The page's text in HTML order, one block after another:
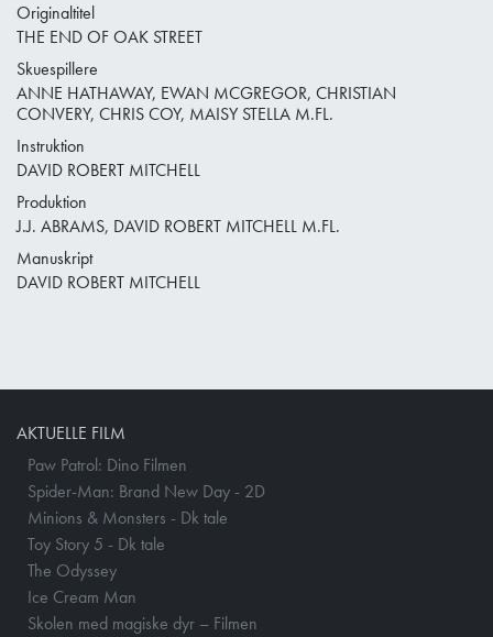
Originaltitel
THE END OF OAK STREET
Skuespillere
ANNE HATHAWAY, EWAN MCGREGOR, CHRISTIAN
CONVERY, CHRIS COY, MAISY STELLA M.FL.
Instruktion
DAVID ROBERT MITCHELL
Produktion
J.J. ABRAMS, DAVID ROBERT MITCHELL M.FL.
Manuskript
DAVID ROBERT MITCHELL
AKTUELLE FILM
Paw Patrol: Dino Filmen
Spider-Man: Brand New Day - 2D
Minions & Monsters - Dk tale
Toy Story 5 - Dk tale
The Odyssey
Ice Cream Man
Skolen med magiske dyr – Filmen